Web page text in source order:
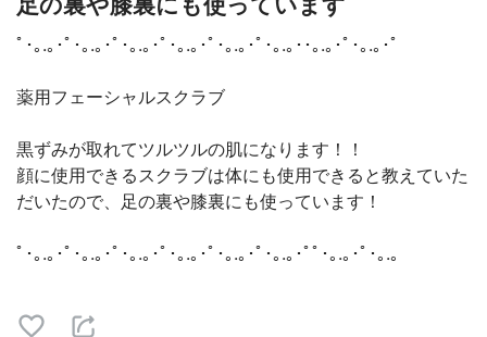
ﾟ･｡.｡･ﾟ･｡.｡･ﾟ･｡.｡･ﾟ･｡.｡･ﾟ･｡.｡･ﾟ･｡.｡･･｡.｡･ﾟ･｡.｡･ﾟ
薬用フェーシャルスクラブ
黒ずみが取れてツルツルの肌になります！！
顔に使用できるスクラブは体にも使用できると教えていた
だいたので、足の裏や膝裏にも使っています！
ﾟ･｡.｡･ﾟ･｡.｡･ﾟ･｡.｡･ﾟ･｡.｡･ﾟ･｡.｡･ﾟ･｡.｡･ﾟﾟ･｡.｡･ﾟ･｡.｡